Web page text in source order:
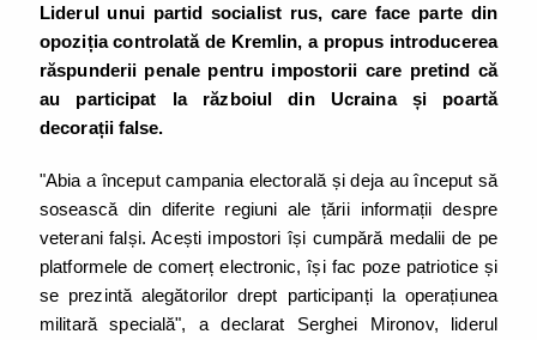
Liderul unui partid socialist rus, care face parte din
opoziția controlată de Kremlin, a propus introducerea
răspunderii penale pentru impostorii care pretind că
au participat la războiul din Ucraina și poartă
decorații false.
"Abia a început campania electorală și deja au început să
sosească din diferite regiuni ale țării informații despre
veterani falși. Acești impostori își cumpără medalii de pe
platformele de comerț electronic, își fac poze patriotice și
se prezintă alegătorilor drept participanți la operațiunea
militară specială", a declarat Serghei Mironov, liderul